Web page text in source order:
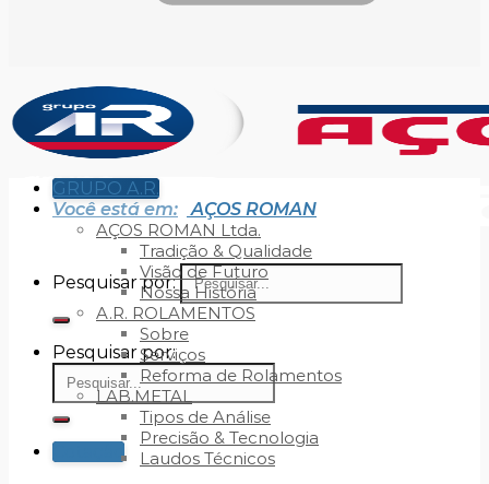
Pesquisar por:
Pesquisar por:
Cotação
GRUPO A.R.
Você está em:
AÇOS ROMAN
AÇOS ROMAN Ltda.
Tradição & Qualidade
Visão de Futuro
Nossa História
A.R. ROLAMENTOS
Sobre
Serviços
Reforma de Rolamentos
LAB.METAL
Tipos de Análise
Precisão & Tecnologia
Laudos Técnicos